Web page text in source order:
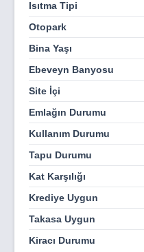
Damac Bay Phase 2 by
tanımlayın — burada
sanat eseri.
Isıtma Tipi
Otopark
Bina Yaşı
Ebeveyn Banyosu
Site İçi
Emlağın Durumu
Kullanım Durumu
Tapu Durumu
Kat Karşılığı
Krediye Uygun
Takasa Uygun
Kiracı Durumu